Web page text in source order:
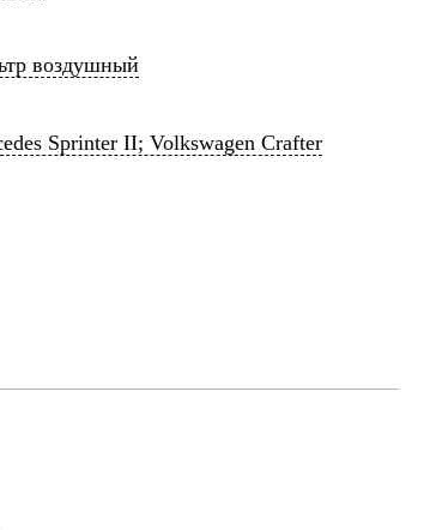
воздушный
Sprinter II; Volkswagen Crafter